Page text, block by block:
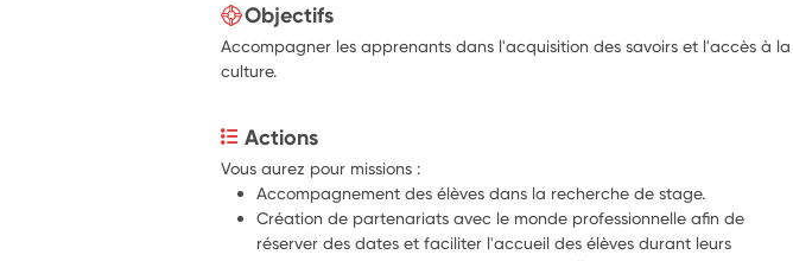
Objectifs
Accompagner les apprenants dans l'acquisition des savoirs et l'accès à la
culture.
Actions
Vous aurez pour missions :
Accompagnement des élèves dans la recherche de stage.
Création de partenariats avec le monde professionnelle afin de
réserver des dates et faciliter l'accueil des élèves durant leurs